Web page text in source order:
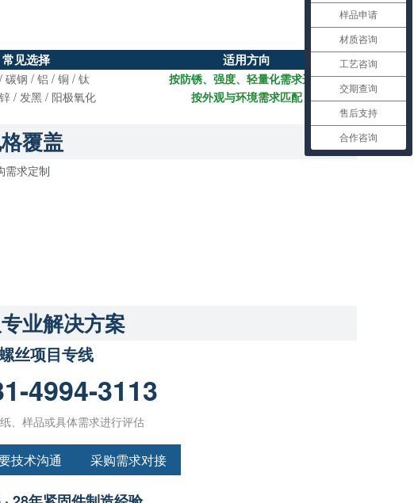
常见选择 适用方向
碳钢 / 铝 / 铜 / 钛
按防锈、强度、轻量化需求选用
/ 发黑 / 阳极氧化 按外观与环境需求匹配
覆盖
需求定制
业解决方案
丝项目专线
4994-3113
、样品或具体需求进行评估
技术沟通 采购需求对接
样品申请
材质咨询
工艺咨询
交期查询
售后支持
合作咨询